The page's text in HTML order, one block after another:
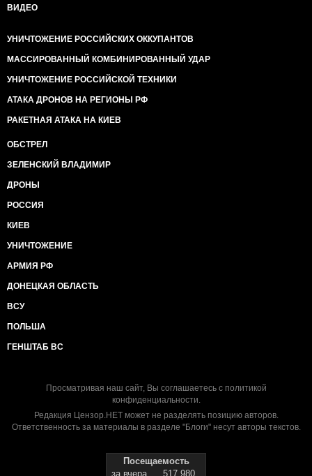
ВИДЕО
УНИЧТОЖЕНИЕ РОССИЙСКИХ ОККУПАНТОВ
МАССИРОВАННЫЙ КОМБИНИРОВАННЫЙ УДАР
УНИЧТОЖЕНИЕ РОССИЙСКОЙ ТЕХНИКИ
АТАКА ДРОНОВ НА РЕГИОНЫ РФ
РАКЕТНАЯ АТАКА НА КИЕВ
ОБСТРЕЛ
ЗЕЛЕНСКИЙ ВЛАДИМИР
ДРОНЫ
РОССИЯ
КИЕВ
УНИЧТОЖЕНИЕ
АРМИЯ РФ
ДОНЕЦКАЯ ОБЛАСТЬ
ВСУ
ПОЛЬША
ГЕНШТАБ ВС
Просматривая наш сайт, Вы соглашаетесь с политикой
конфиденциальности.
Редакция Цензор.НЕТ может не разделять позицию авторов.
Ответственность за материалы в разделе "Блоги" несут авторы текстов.
Посещаемость
за вчера
517 980